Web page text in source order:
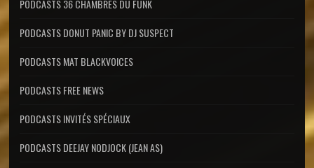
PODCASTS 36 CHAMBRES DU FUNK
PODCASTS DONUT PANIC BY DJ SUSPECT
PODCASTS MAT BLACKVOICES
PODCASTS FREE NEWS
PODCASTS INVITÉS SPÉCIAUX
PODCASTS DEEJAY NODJOCK (JEAN AS)